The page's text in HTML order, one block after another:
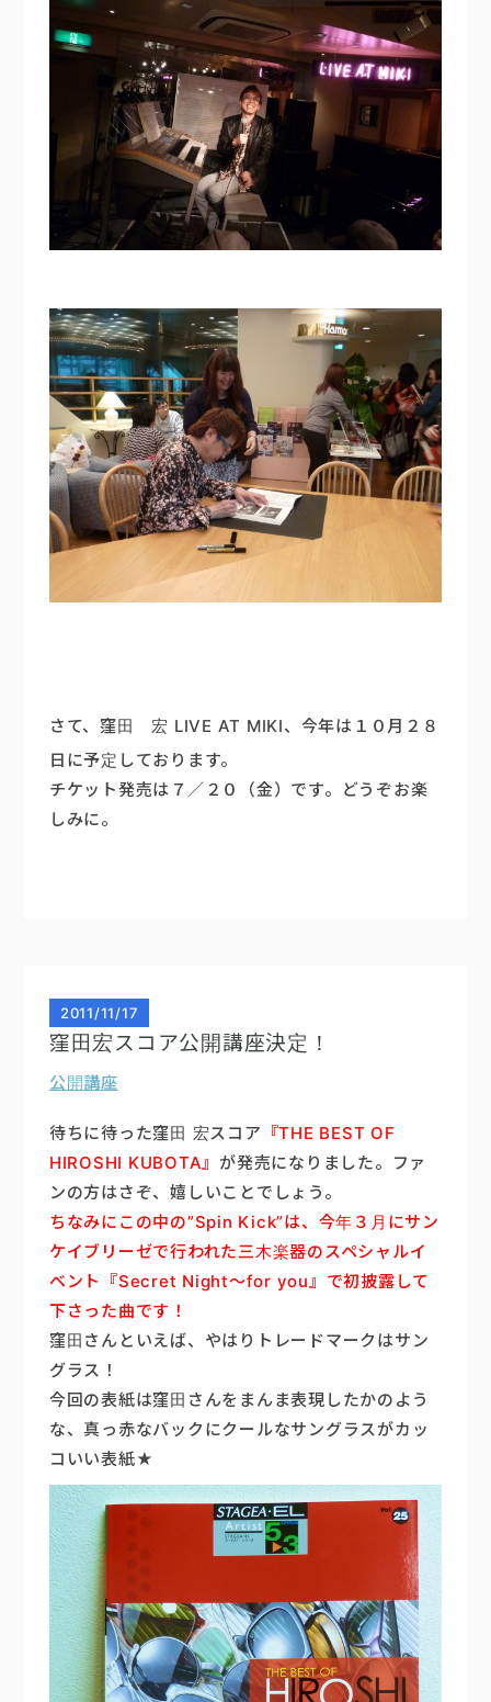
さて、窪田 宏 LIVE AT MIKI、今年は１０月２８
日に予定しております。
チケット発売は７／２０（金）です。どうぞお楽
しみに。
2011/11/17
窪田宏スコア公開講座決定！
公開講座
待ちに待った窪田 宏スコア 『THE BEST OF
HIROSHI KUBOTA』 が発売になりました。ファ
ンの方はさぞ、嬉しいことでしょう。
ちなみにこの中の”Spin Kick”は、今年３月にサン
ケイブリーゼで行われた三木楽器のスペシャルイ
ベント『Secret Night〜for you』で初披露して
下さった曲です！
窪田さんといえば、やはりトレードマークはサン
グラス！
今回の表紙は窪田さんをまんま表現したかのよう
な、真っ赤なバックにクールなサングラスがカッ
コいい表紙★